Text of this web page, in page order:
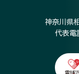
神奈川県
代表